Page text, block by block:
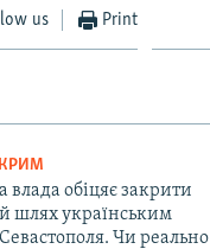
us Print
КРИМ
влада обіцяє закрити
шлях українським
Чи реально